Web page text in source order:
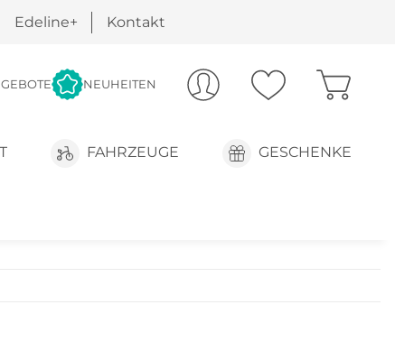
Edeline+ Kontakt
NEUHEITEN
FAHRZEUGE GESCHENKE